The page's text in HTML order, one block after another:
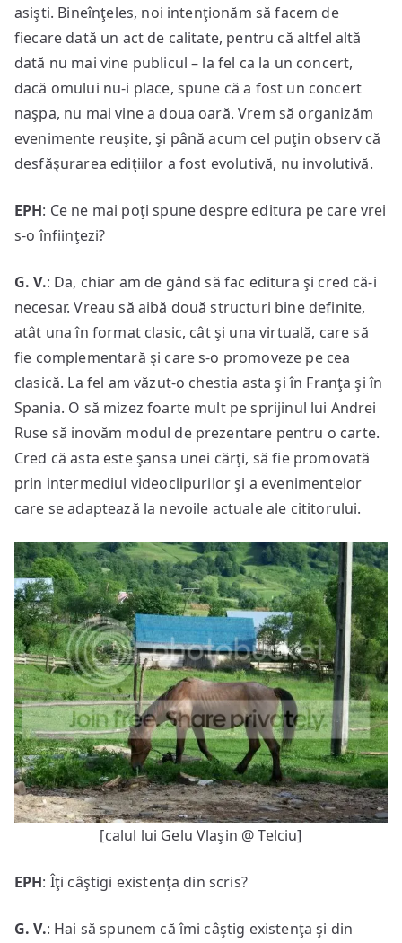
asişti. Bineînţeles, noi intenţionăm să facem de
fiecare dată un act de calitate, pentru că altfel altă
dată nu mai vine publicul – la fel ca la un concert,
dacă omului nu-i place, spune că a fost un concert
naşpa, nu mai vine a doua oară. Vrem să organizăm
evenimente reuşite, şi până acum cel puţin observ că
desfăşurarea ediţiilor a fost evolutivă, nu involutivă.
EPH: Ce ne mai poţi spune despre editura pe care vrei
s-o înfiinţezi?
G. V.: Da, chiar am de gând să fac editura şi cred că-i
necesar. Vreau să aibă două structuri bine definite,
atât una în format clasic, cât şi una virtuală, care să
fie complementară şi care s-o promoveze pe cea
clasică. La fel am văzut-o chestia asta şi în Franţa şi în
Spania. O să mizez foarte mult pe sprijinul lui Andrei
Ruse să inovăm modul de prezentare pentru o carte.
Cred că asta este şansa unei cărţi, să fie promovată
prin intermediul videoclipurilor şi a evenimentelor
care se adaptează la nevoile actuale ale cititorului.
[calul lui Gelu Vlaşin @ Telciu]
EPH: Îţi câştigi existenţa din scris?
G. V.: Hai să spunem că îmi câştig existenţa şi din